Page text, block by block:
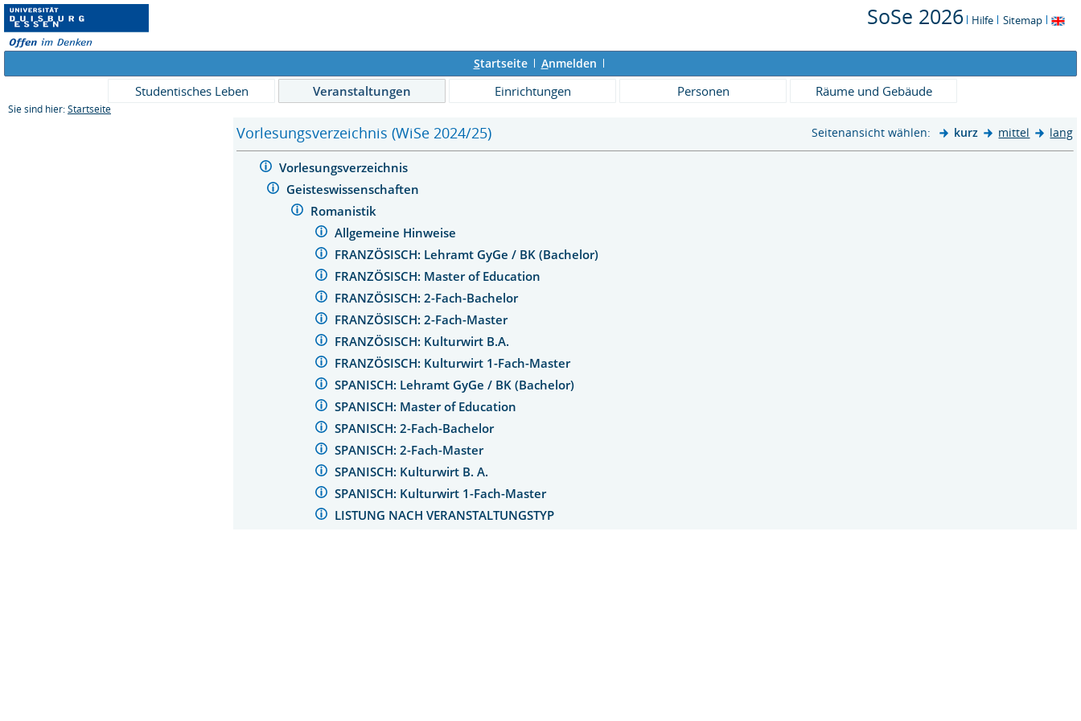
SoSe 2026 Hilfe Sitemap
Startseite Anmelden
Studentisches Leben Veranstaltungen Einrichtungen Personen Räume und Gebäude
Sie sind hier: Startseite
Vorlesungsverzeichnis (WiSe 2024/25) Seitenansicht wählen: kurz mittel lang
Vorlesungsverzeichnis
Geisteswissenschaften
Romanistik
Allgemeine Hinweise
FRANZÖSISCH: Lehramt GyGe / BK (Bachelor)
FRANZÖSISCH: Master of Education
FRANZÖSISCH: 2-Fach-Bachelor
FRANZÖSISCH: 2-Fach-Master
FRANZÖSISCH: Kulturwirt B.A.
FRANZÖSISCH: Kulturwirt 1-Fach-Master
SPANISCH: Lehramt GyGe / BK (Bachelor)
SPANISCH: Master of Education
SPANISCH: 2-Fach-Bachelor
SPANISCH: 2-Fach-Master
SPANISCH: Kulturwirt B. A.
SPANISCH: Kulturwirt 1-Fach-Master
LISTUNG NACH VERANSTALTUNGSTYP